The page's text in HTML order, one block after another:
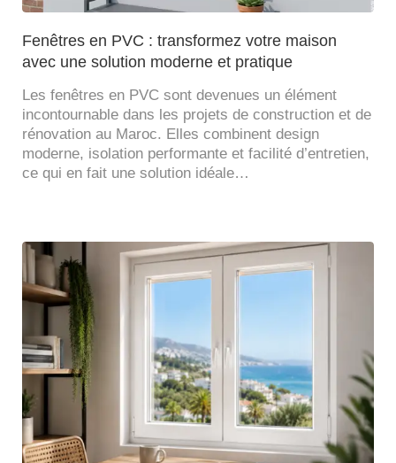
Fenêtres en PVC : transformez votre maison
avec une solution moderne et pratique
Les fenêtres en PVC sont devenues un élément
incontournable dans les projets de construction et de
rénovation au Maroc. Elles combinent design
moderne, isolation performante et facilité d’entretien,
ce qui en fait une solution idéale…